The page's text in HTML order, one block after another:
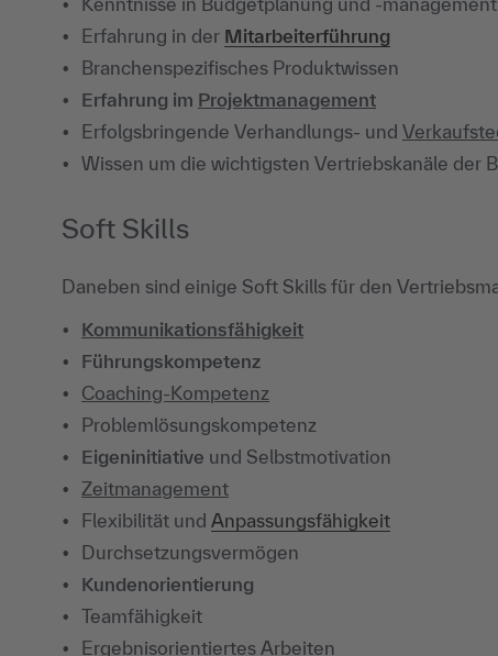
Erfahrung in der Mitarbeiterführung
Branchenspezifisches Produktwissen
Erfahrung im Projektmanagement
Erfolgsbringende Verhandlungs- und
Wissen um die wichtigsten Vertriebskanäle der
Soft Skills
Daneben sind einige Soft Skills für den
Kommunikationsfähigkeit
Führungskompetenz
Coaching-Kompetenz
Problemlösungskompetenz
Eigeninitiative und Selbstmotivation
Zeitmanagement
Flexibilität und Anpassungsfähigkeit
Durchsetzungsvermögen
Kundenorientierung
Teamfähigkeit
Ergebnisorientiertes Arbeiten